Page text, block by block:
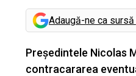
Adaugă-ne ca
Preşedintele Nicolas
contracararea